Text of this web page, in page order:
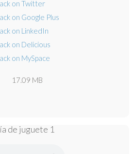
17.09 MB
de juguete 1